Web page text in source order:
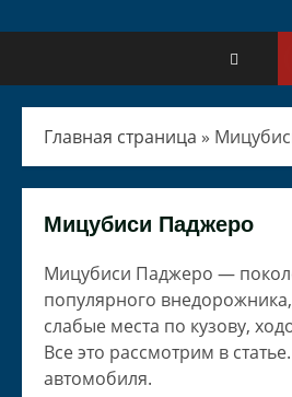
Главная страница »
Мицубиси Паджеро
Мицубиси Паджеро —
популярного
слабые места по кузову,
Все это рассмотрим в
автомобиля.